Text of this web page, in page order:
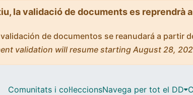
la validació de documents es reprendrà
de documentos se reanudará a partir
validation will resume starting August 28,
Comunitats i col·leccionsNavega per tot el DD